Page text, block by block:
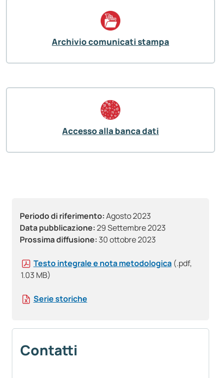
Periodo di riferimento:Agosto 2023
Data pubblicazione:29 Settembre 2023
Prossima diffusione: 30 ottobre 2023
Testo integrale e nota metodologica (.pdf,
1.03 MB)
Serie storiche
Contatti
Archivio comunicati stampa
Accesso alla banca dati